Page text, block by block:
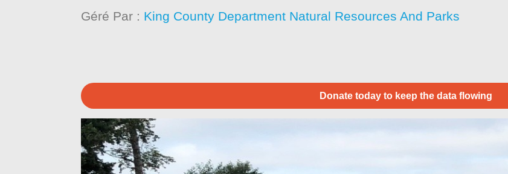
Géré Par : King County Department Natural Resources And Parks
Donate today to keep the data flowing